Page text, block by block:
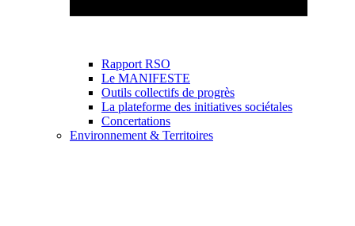
Rapport RSO
Le MANIFESTE
Outils collectifs de progrès
La plateforme des initiatives sociétales
Concertations
Environnement & Territoires